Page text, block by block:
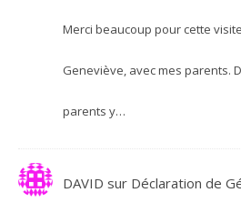
Merci beaucoup pour cette
Geneviève, avec mes parents.
parents y…
DAVID sur Déclaration de